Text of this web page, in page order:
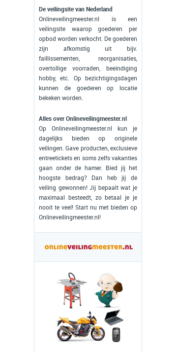
De veilingsite van Nederland
Onlineveilingmeester.nl is een
veilingsite waarop goederen per
opbod worden verkocht. De goederen
zijn afkomstig uit bijv.
faillissementen, reorganisaties,
overtollige voorraden, beeindiging
hobby, etc. Op bezichtigingsdagen
kunnen de goederen op locatie
bekeken worden.
Alles over Onlineveilingmeester.nl
Op Onlineveilingmeester.nl kun je
dagelijks bieden op originele
veilingen. Gave producten, exclusieve
entreetickets en soms zelfs vakanties
gaan onder de hamer. Bied jij het
hoogste bedrag? Dan heb jij de
veiling gewonnen! Jij bepaalt wat je
maximaal besteedt, zo betaal je je
nooit te veel! Start nu met bieden op
Onlineveilingmeester.nl!